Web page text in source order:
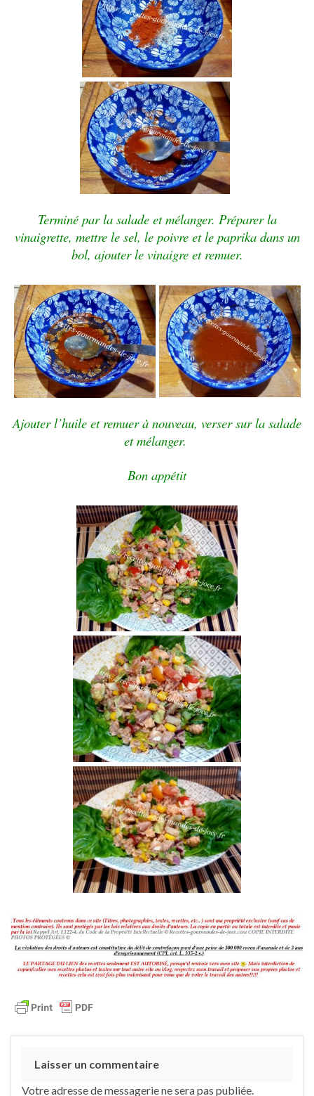
Terminé par la salade et mélanger. Préparer la
vinaigrette, mettre le sel, le poivre et le paprika dans un
bol, ajouter le vinaigre et remuer.
Ajouter l’huile et remuer à nouveau, verser sur la salade
et mélanger.
Bon appétit
Laisser un commentaire
Votre adresse de messagerie ne sera pas publiée.